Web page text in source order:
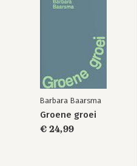
Barbara Baarsma
Groene groei
€ 24,99